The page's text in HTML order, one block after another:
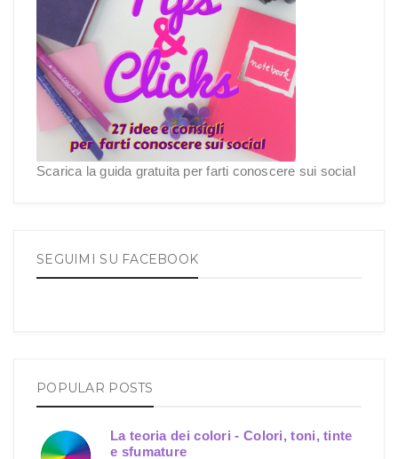
Scarica la guida gratuita per farti conoscere sui social
SEGUIMI SU FACEBOOK
POPULAR POSTS
La teoria dei colori - Colori, toni, tinte
e sfumature